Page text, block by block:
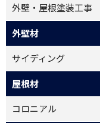
外壁・屋根塗装工事
外壁材
サイディング
屋根材
コロニアル